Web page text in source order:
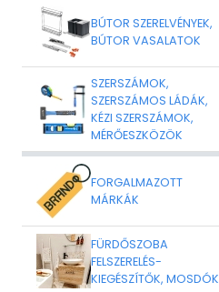
BÚTOR SZERELVÉNYEK,
BÚTOR VASALATOK
SZERSZÁMOK,
SZERSZÁMOS LÁDÁK,
KÉZI SZERSZÁMOK,
MÉRŐESZKÖZÖK
FORGALMAZOTT
MÁRKÁK
FÜRDŐSZOBA
FELSZERELÉS-
KIEGÉSZÍTŐK, MOSDÓK